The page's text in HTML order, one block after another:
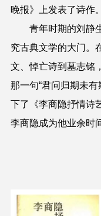
晚报》上发表了诗作。
青年时期的刘静
究古典文学的大门。
文、悼亡诗到墓志铭
那一句“君问归期未
下了《李商隐抒情诗
李商隐成为他业余时